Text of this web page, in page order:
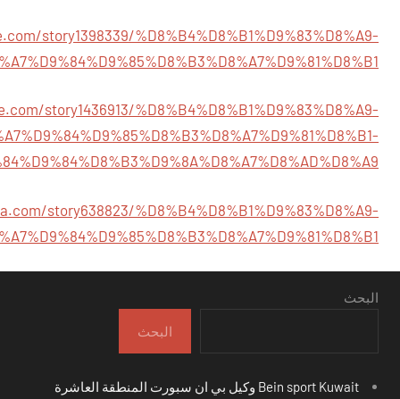
story1398339/%D8%B4%D8%B1%D9%83%D8%A9-
story1436913/%D8%B4%D8%B1%D9%83%D8%A9-
story638823/%D8%B4%D8%B1%D9%83%D8%A9-
البحث
البحث